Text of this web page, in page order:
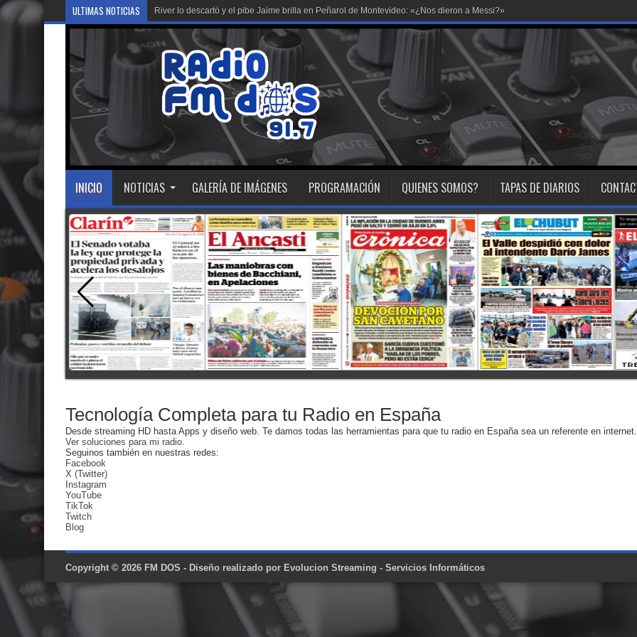
ULTIMAS NOTICIAS River lo descartó y el pibe Jaime brilla en Peñarol de Montevideo: «¿Nos dieron a Messi?»
INICIO NOTICIAS GALERÍA DE IMÁGENES PROGRAMACIÓN QUIENES SOMOS? TAPAS DE DIARIOS
Tecnología Completa para tu Radio en España
Desde streaming HD hasta Apps y diseño web. Te damos todas las herramientas para que tu radio en España sea un referente en internet.
Ver soluciones para mi radio.
Seguinos también en nuestras redes:
Facebook
X (Twitter)
Instagram
YouTube
TikTok
Twitch
Blog
Copyright © 2026 FM DOS - Diseño realizado por Evolucion Streaming - Servicios Informáticos